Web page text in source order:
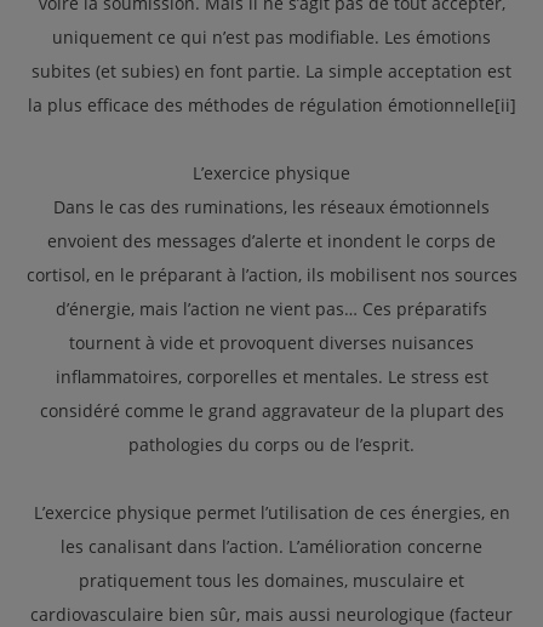
uniquement ce qui n’est pas modifiable. Les émotions
subites (et subies) en font partie. La simple acceptation est
la plus efficace des méthodes de régulation émotionnelle[ii]
L’exercice physique
Dans le cas des ruminations, les réseaux émotionnels
envoient des messages d’alerte et inondent le corps de
cortisol, en le préparant à l’action, ils mobilisent nos sources
d’énergie, mais l’action ne vient pas… Ces préparatifs
tournent à vide et provoquent diverses nuisances
inflammatoires, corporelles et mentales. Le stress est
considéré comme le grand aggravateur de la plupart des
pathologies du corps ou de l’esprit.
L’exercice physique permet l’utilisation de ces énergies, en
les canalisant dans l’action. L’amélioration concerne
pratiquement tous les domaines, musculaire et
cardiovasculaire bien sûr, mais aussi neurologique (facteur